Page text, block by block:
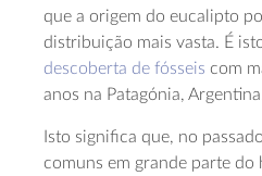
que a origem do eucalipto
distribuição mais vasta. É
descoberta de fósseis com
anos na Patagónia, Argentina.
Isto significa que, no
comuns em grande parte do